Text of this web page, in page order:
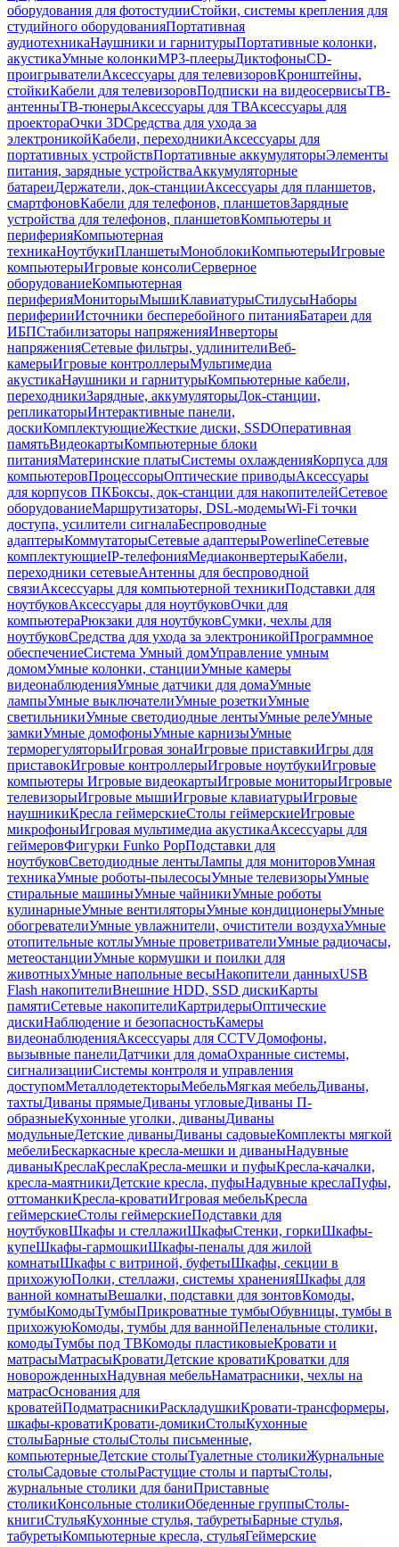
оборудования для фотостудииСтойки, системы крепления для
студийного оборудованияПортативная
аудиотехникаНаушники и гарнитурыПортативные колонки,
акустикаУмные колонкиMP3-плеерыДиктофоныCD-
проигрывателиАксессуары для телевизоровКронштейны,
стойкиКабели для телевизоровПодписки на видеосервисыТВ-
антенныТВ-тюнерыАксессуары для ТВАксессуары для
проектораОчки 3DСредства для ухода за
электроникойКабели, переходникиАксессуары для
портативных устройствПортативные аккумуляторыЭлементы
питания, зарядные устройстваАккумуляторные
батареиДержатели, док-станцииАксессуары для планшетов,
смартфоновКабели для телефонов, планшетовЗарядные
устройства для телефонов, планшетовКомпьютеры и
периферияКомпьютерная
техникаНоутбукиПланшетыМоноблокиКомпьютерыИгровые
компьютерыИгровые консолиСерверное
оборудованиеКомпьютерная
периферияМониторыМышиКлавиатурыСтилусыНаборы
периферииИсточники бесперебойного питанияБатареи для
ИБПСтабилизаторы напряженияИнверторы
напряженияСетевые фильтры, удлинителиВеб-
камерыИгровые контроллерыМультимедиа
акустикаНаушники и гарнитурыКомпьютерные кабели,
переходникиЗарядные, аккумуляторыДок-станции,
репликаторыИнтерактивные панели,
доскиКомплектующиеЖесткие диски, SSDОперативная
памятьВидеокартыКомпьютерные блоки
питанияМатеринские платыСистемы охлажденияКорпуса для
компьютеровПроцессорыОптические приводыАксессуары
для корпусов ПКБоксы, док-станции для накопителейСетевое
оборудованиеМаршрутизаторы, DSL-модемыWi-Fi точки
доступа, усилители сигналаБеспроводные
адаптерыКоммутаторыСетевые адаптерыPowerlineСетевые
комплектующиеIP-телефонияМедиаконвертерыКабели,
переходники сетевыеАнтенны для беспроводной
связиАксессуары для компьютерной техникиПодставки для
ноутбуковАксессуары для ноутбуковОчки для
компьютераРюкзаки для ноутбуковСумки, чехлы для
ноутбуковСредства для ухода за электроникойПрограммное
обеспечениеСистема Умный домУправление умным
домомУмные колонки, станцииУмные камеры
видеонаблюденияУмные датчики для домаУмные
лампыУмные выключателиУмные розеткиУмные
светильникиУмные светодиодные лентыУмные релеУмные
замкиУмные домофоныУмные карнизыУмные
терморегуляторыИгровая зонаИгровые приставкиИгры для
приставокИгровые контроллерыИгровые ноутбукиИгровые
компьютеры Игровые видеокартыИгровые мониторыИгровые
телевизорыИгровые мышиИгровые клавиатурыИгровые
наушникиКресла геймерскиеСтолы геймерскиеИгровые
микрофоныИгровая мультимедиа акустикаАксессуары для
геймеровФигурки Funko PopПодставки для
ноутбуковСветодиодные лентыЛампы для мониторовУмная
техникаУмные роботы-пылесосыУмные телевизорыУмные
стиральные машиныУмные чайникиУмные роботы
кулинарныеУмные вентиляторыУмные кондиционерыУмные
обогревателиУмные увлажнители, очистители воздухаУмные
отопительные котлыУмные проветривателиУмные радиочасы,
метеостанцииУмные кормушки и поилки для
животныхУмные напольные весыНакопители данныхUSB
Flash накопителиВнешние HDD, SSD дискиКарты
памятиСетевые накопителиКартридерыОптические
дискиНаблюдение и безопасностьКамеры
видеонаблюденияАксессуары для CCTVДомофоны,
вызывные панелиДатчики для домаОхранные системы,
сигнализацииСистемы контроля и управления
доступомМеталлодетекторыМебельМягкая мебельДиваны,
тахтыДиваны прямыеДиваны угловыеДиваны П-
образныеКухонные уголки, диваныДиваны
модульныеДетские диваныДиваны садовыеКомплекты мягкой
мебелиБескаркасные кресла-мешки и диваныНадувные
диваныКреслаКреслаКресла-мешки и пуфыКресла-качалки,
кресла-маятникиДетские кресла, пуфыНадувные креслаПуфы,
оттоманкиКресла-кроватиИгровая мебельКресла
геймерскиеСтолы геймерскиеПодставки для
ноутбуковШкафы и стеллажиШкафыСтенки, горкиШкафы-
купеШкафы-гармошкиШкафы-пеналы для жилой
комнатыШкафы с витриной, буфетыШкафы, секции в
прихожуюПолки, стеллажи, системы храненияШкафы для
ванной комнатыВешалки, подставки для зонтовКомоды,
тумбыКомодыТумбыПрикроватные тумбыОбувницы, тумбы в
прихожуюКомоды, тумбы для ваннойПеленальные столики,
комодыТумбы под ТВКомоды пластиковыеКровати и
матрасыМатрасыКроватиДетские кроватиКроватки для
новорожденныхНадувная мебельНаматрасники, чехлы на
матрасОснования для
кроватейПодматрасникиРаскладушкиКровати-трансформеры,
шкафы-кроватиКровати-домикиСтолыКухонные
столыБарные столыСтолы письменные,
компьютерныеДетские столыТуалетные столикиЖурнальные
столыСадовые столыРастущие столы и партыСтолы,
журнальные столики для баниПриставные
столикиКонсольные столикиОбеденные группыСтолы-
книгиСтульяКухонные стулья, табуретыБарные стулья,
табуретыКомпьютерные кресла, стульяГеймерские